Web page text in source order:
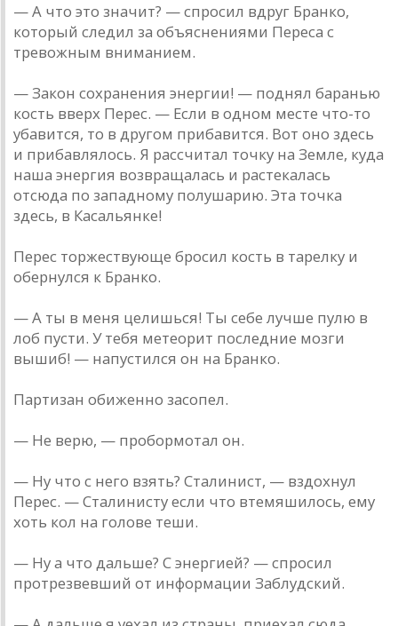
— А что это значит? — спросил вдруг Бранко,
который следил за объяснениями Переса с
тревожным вниманием.
— Закон сохранения энергии! — поднял баранью
кость вверх Перес. — Если в одном месте что-то
убавится, то в другом прибавится. Вот оно здесь
и прибавлялось. Я рассчитал точку на Земле, куда
наша энергия возвращалась и растекалась
отсюда по западному полушарию. Эта точка
здесь, в Касальянке!
Перес торжествующе бросил кость в тарелку и
обернулся к Бранко.
— А ты в меня целишься! Ты себе лучше пулю в
лоб пусти. У тебя метеорит последние мозги
вышиб! — напустился он на Бранко.
Партизан обиженно засопел.
— Не верю, — пробормотал он.
— Ну что с него взять? Сталинист, — вздохнул
Перес. — Сталинисту если что втемяшилось, ему
хоть кол на голове теши.
— Ну а что дальше? С энергией? — спросил
протрезвевший от информации Заблудский.